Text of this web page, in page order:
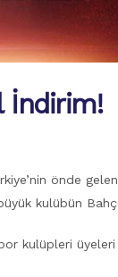
İndirim!
önde
kulübün
kulüpleri